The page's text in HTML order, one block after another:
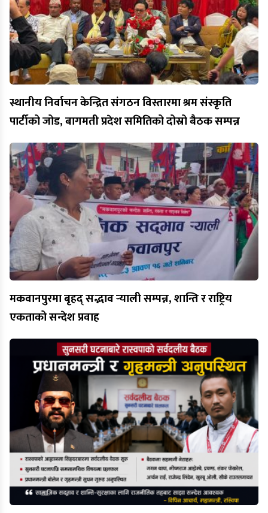
स्थानीय निर्वाचन केन्द्रित संगठन विस्तारमा श्रम संस्कृति
पार्टीको जोड, बागमती प्रदेश समितिको दोस्रो बैठक सम्पन्न
मकवानपुरमा बृहद् सद्भाव र्‍याली सम्पन्न, शान्ति र राष्ट्रिय
एकताको सन्देश प्रवाह